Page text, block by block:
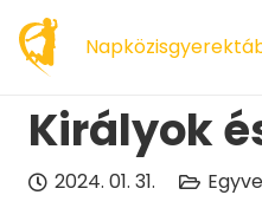
Királyok
2024. 01. 31.